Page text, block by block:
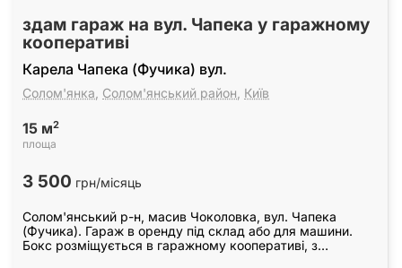
здам гараж на вул. Чапека у гаражному
кооперативі
Карела Чапека (Фучика) вул.
Солом'янка Солом'янський район Київ
15 м2
площа
3 500 грн/місяць
Солом'янський р-н, масив Чоколовка, вул. Чапека
(Фучика). Гараж в оренду під склад або для машини.
Бокс розміщується в гаражному кооперативі, з